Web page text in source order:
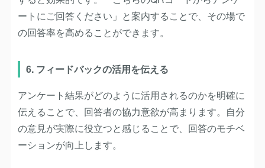
ートにご回答ください」と案内することで、その場で
の回答率を高めることができます。
6. フィードバックの活用を伝える
アンケート結果がどのように活用されるのかを明確に
伝えることで、回答者の協力意欲が高まります。自分
の意見が実際に役立つと感じることで、回答のモチベ
ーションが向上します。